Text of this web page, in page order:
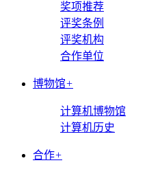
奖项推荐
评奖条例
评奖机构
合作单位
博物馆+
计算机博物馆
计算机历史
合作+